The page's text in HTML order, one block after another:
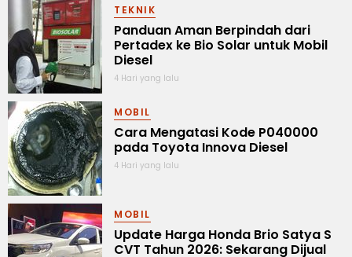
TEKNIK
Panduan Aman Berpindah dari
Pertadex ke Bio Solar untuk Mobil
Diesel
4 Hari yang lalu
MOBIL
Cara Mengatasi Kode P040000
pada Toyota Innova Diesel
4 Hari yang lalu
MOBIL
Update Harga Honda Brio Satya S
CVT Tahun 2026: Sekarang Dijual